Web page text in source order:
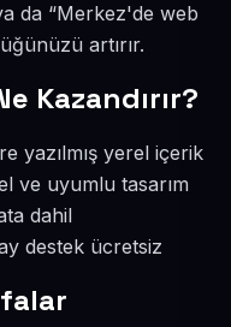
da “Merkez'de web
artırır.
Kazandırır?
yazılmış yerel içerik
ve uyumlu tasarım
dahil
destek ücretsiz